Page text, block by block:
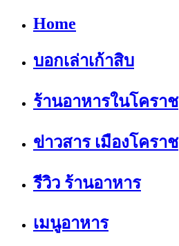
Home
บอกเล่าเก้าสิบ
ร้านอาหารในโคราช
ข่าวสาร เมืองโคราช
รีวิว ร้านอาหาร
เมนูอาหาร